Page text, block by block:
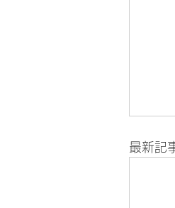
最新記